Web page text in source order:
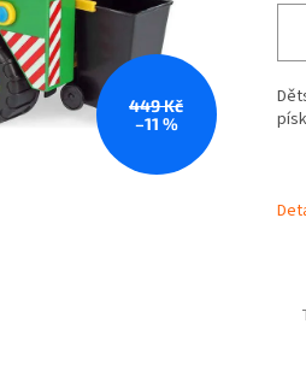
449 Kč
–11 %